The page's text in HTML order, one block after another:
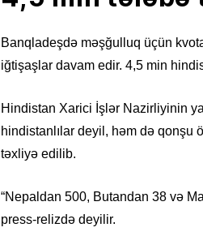
Banqladeşdə məşğulluq üçün
iğtişaşlar davam edir. 4,5 min
Hindistan Xarici İşlər Nazirliyinin
hindistanlılar deyil, həm də qonşu
təxliyə edilib.
“Nepaldan 500, Butandan 38 və
press-relizdə deyilir.